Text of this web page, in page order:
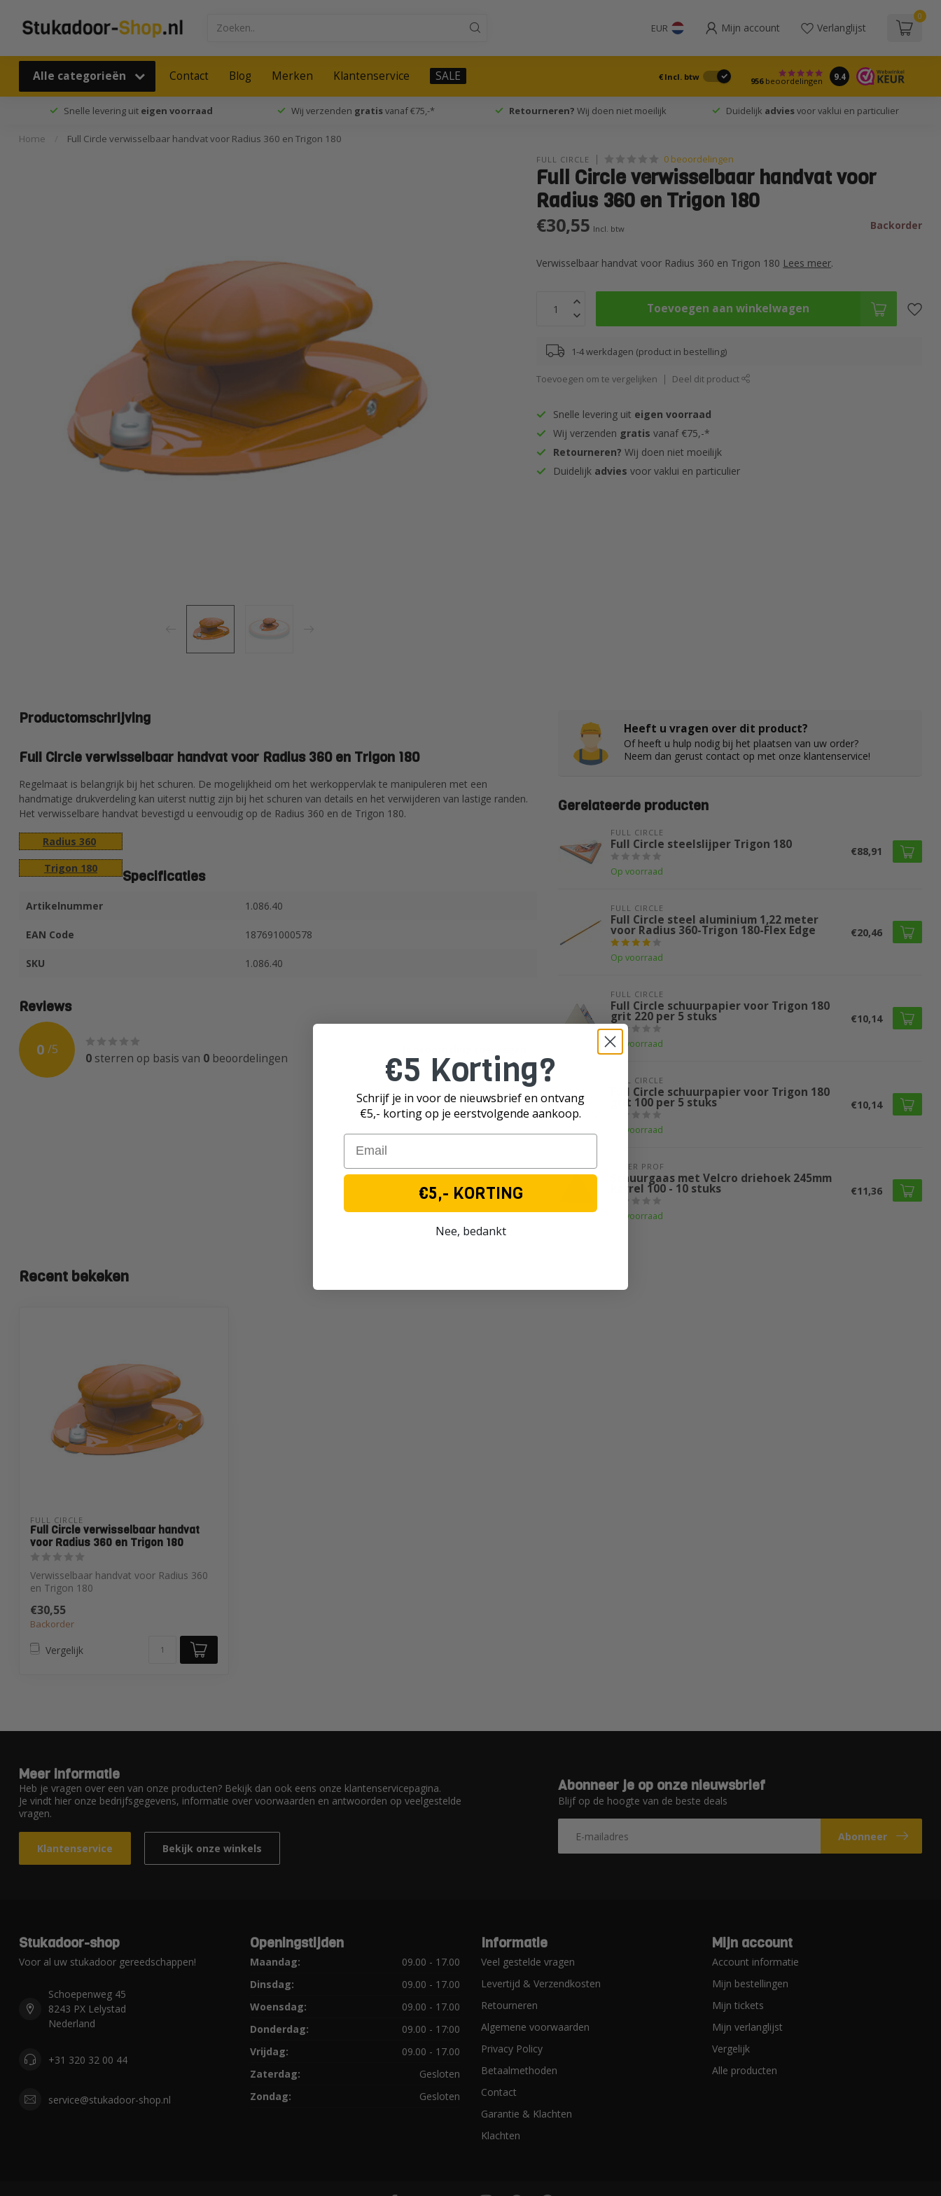
EUR Mijn account Verlanglijst
0
Alle categorieën Contact Blog Merken Klantenservice SALE € Incl. btw 956beoordelingen 9.4
Snelle levering uit eigen voorraad Wij verzenden gratisvanaf €75,-* Retourneren? Wij doen niet moeilijk Duidelijk adviesvoor vaklui en particulier
Home Full Circle verwisselbaar handvat voor Radius 360 en Trigon 180
FULL CIRCLE 0 beoordelingen
Full Circle verwisselbaar handvat voor
Radius 360 en Trigon 180
€30,55 Incl. btw Backorder
Verwisselbaar handvat voor Radius 360 en Trigon 180 Lees meer.
Toevoegen aan winkelwagen
1-4 werkdagen (product in bestelling)
Toevoegen om te vergelijken Deel dit product
Snelle levering uit eigen voorraad
Wij verzenden gratis vanaf €75,-*
Retourneren? Wij doen niet moeilijk
Duidelijk advies voor vaklui en particulier
Productomschrijving
Full Circle verwisselbaar handvat voor Radius 360 en Trigon 180
Regelmaat is belangrijk bij het schuren. De mogelijkheid om het werkoppervlak te manipuleren met een
handmatige drukverdeling kan uiterst nuttig zijn bij het schuren van details en het verwijderen van lastige randen.
Het verwisselbare handvat bevestigd u eenvoudig op de Radius 360 en de Trigon 180.
Radius 360
Trigon 180
Specificaties
Artikelnummer 1.086.40
EAN Code 187691000578
SKU 1.086.40
Reviews
0 /5
0 sterren op basis van 0 beoordelingen
Heeft u vragen over dit product?
Of heeft u hulp nodig bij het plaatsen van uw order?
Neem dan gerust contact op met onze klantenservice!
Gerelateerde producten
FULL CIRCLE
Full Circle steelslijper Trigon 180
Op voorraad
€88,91
FULL CIRCLE
Full Circle steel aluminium 1,22 meter
voor Radius 360-Trigon 180-Flex Edge
Op voorraad
€20,46
FULL CIRCLE
Full Circle schuurpapier voor Trigon 180
grit 220 per 5 stuks
Op voorraad
€10,14
FULL CIRCLE
Full Circle schuurpapier voor Trigon 180
grit 100 per 5 stuks
Op voorraad
€10,14
SUPER PROF
Schuurgaas met Velcro driehoek 245mm
korrel 100 - 10 stuks
Op voorraad
€11,36
Recent bekeken
FULL CIRCLE
Full Circle verwisselbaar handvat
voor Radius 360 en Trigon 180
Verwisselbaar handvat voor Radius 360
en Trigon 180
€30,55
Backorder
Vergelijk
Meer informatie
Heb je vragen over een van onze producten? Bekijk dan ook eens onze klantenservicepagina.
Je vindt hier onze bedrijfsgegevens, informatie over voorwaarden en antwoorden op veelgestelde
vragen.
Klantenservice Bekijk onze winkels
Abonneer je op onze nieuwsbrief
Blijf op de hoogte van de beste deals
Abonneer
Stukadoor-shop
Voor al uw stukadoor gereedschappen!
Schoepenweg 45
8243 PX Lelystad
Nederland
+31 320 32 00 44
service@stukadoor-shop.nl
Openingstijden
Maandag:
09.00 - 17.00
Dinsdag:
09.00 - 17.00
Woensdag:
09.00 - 17.00
Donderdag:
09.00 - 17:00
Vrijdag:
09.00 - 17.00
Zaterdag:
Gesloten
Zondag:
Gesloten
Informatie
Veel gestelde vragen
Levertijd & Verzendkosten
Retourneren
Algemene voorwaarden
Privacy Policy
Betaalmethoden
Contact
Garantie & Klachten
Klachten
Mijn account
Account informatie
Mijn bestellingen
Mijn tickets
Mijn verlanglijst
Vergelijk
Alle producten
€5 Korting?
Schrijf je in voor de nieuwsbrief en ontvang
€5,- korting op je eerstvolgende aankoop.
Email
€5,- KORTING
Nee, bedankt